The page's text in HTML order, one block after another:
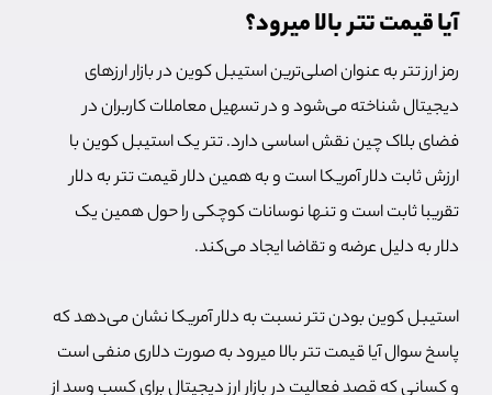
آیا قیمت تتر بالا میرود؟
رمز ارز تتر به عنوان اصلی‌ترین استیبل کوین در بازار ارزهای
دیجیتال شناخته می‌شود و در تسهیل معاملات کاربران در
فضای بلاک چین نقش اساسی دارد. تتر یک استیبل کوین با
ارزش ثابت دلار آمریکا است و به همین دلار قیمت تتر به دلار
تقریبا ثابت است و تنها نوسانات کوچکی را حول همین یک
دلار به دلیل عرضه و تقاضا ایجاد می‌کند.
استیبل کوین بودن تتر نسبت به دلار آمریکا نشان می‌دهد که
پاسخ سوال آیا قیمت تتر بالا میرود به صورت دلاری منفی است
و کسانی که قصد فعالیت در بازار ارز دیجیتال برای کسب وسد از